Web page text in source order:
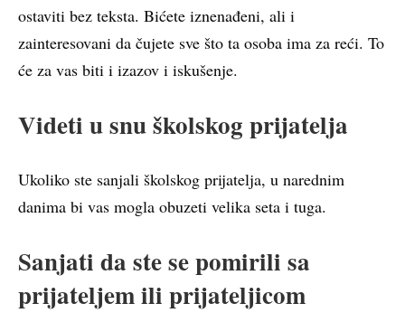
ostaviti bez teksta. Bićete iznenađeni, ali i
zainteresovani da čujete sve što ta osoba ima za reći. To
će za vas biti i izazov i iskušenje.
Videti u snu školskog prijatelja
Ukoliko ste sanjali školskog prijatelja, u narednim
danima bi vas mogla obuzeti velika seta i tuga.
Sanjati da ste se pomirili sa
prijateljem ili prijateljicom